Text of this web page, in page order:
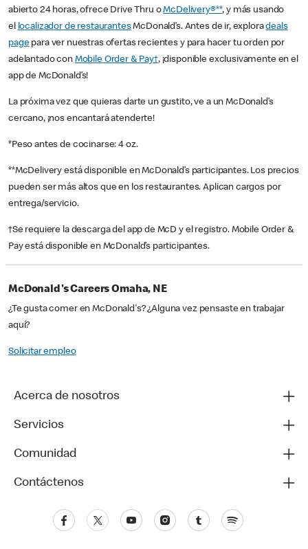
abierto 24 horas, ofrece Drive Thru oMcDelivery®**, y más usando
el localizador de restaurantesMcDonald’s. Antes de ir, exploradeals
pagepara ver nuestras ofertas recientes y para hacer tu orden por
adelantado con Mobile Order & Pay†, ¡disponible exclusivamente en el
app de McDonald’s!
La próxima vez que quieras darte un gustito, ve a un McDonald’s
cercano, ¡nos encantará atenderte!
*Peso antes de cocinarse: 4 oz.
**McDelivery está disponible en McDonald’s participantes. Los precios
pueden ser más altos que en los restaurantes. Aplican cargos por
entrega/servicio.
†Se requiere la descarga del app de McD y el registro. Mobile Order &
Pay está disponible en McDonald’s participantes.
McDonald's Careers Omaha, NE
¿Te gusta comer en McDonald's? ¿Alguna vez pensaste en trabajar
aquí?
Solicitar empleo
Acerca de nosotros
Servicios
Comunidad
Contáctenos